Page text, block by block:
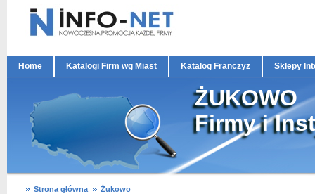
Home Katalogi Firm wg Miast Katalog Franczyz Sklepy
ŻUKOWO
Firmy i
Strona główna Żukowo